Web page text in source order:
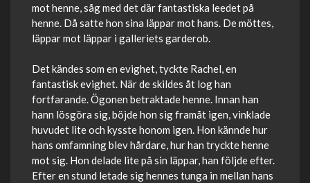
mot henne, såg med det där fantastiska leedet på
henne. Då satte hon sina läppar mot hans. De möttes,
läppar mot läppar i galleriets garderob.
Det kändes som en evighet, tyckte Rachel, en
fantastisk evighet. När de skildes åt log han
fortfarande. Ögonen betraktade henne. Innan han
hann lösgöra sig, böjde hon sig framåt igen, vinklade
huvudet lite och kysste honom igen. Hon kännde hur
hans omfamning blev hårdare, hur han tryckte henne
mot sig. Hon delade lite på sin läppar, han följde efter.
Efter en stund letade sig hennes tunga in mellan hans